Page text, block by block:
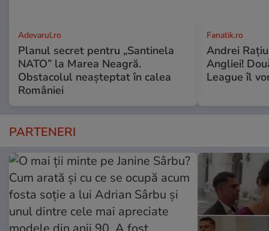
Adevarul.ro
Planul secret pentru „Santinela
NATO” la Marea Neagră.
Obstacolul neașteptat în calea
României
Fanatik.ro
Andrei
Angliei!
League îl
PARTENERI